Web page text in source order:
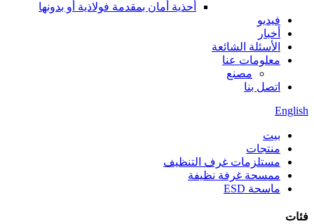
أحذية أمان بمقدمة فولاذية أو بدونها
فيديو
أخبار
الأسئلة الشائعة
معلومات عنا
مصنع
اتصل بنا
English
بيت
منتجات
مستلزمات غرف التنظيف
ممسحة غرفة نظيفة
ماسحة ESD
فئات